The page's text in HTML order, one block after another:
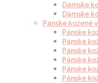
Dámske
Dámske
Pánske kožené
Pánske
Pánske
Pánske
Pánske
Pánske
Pánske